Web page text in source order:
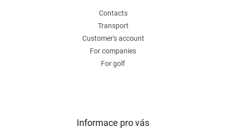
Contacts
Transport
Customer's account
For companies
For golf
Informace pro vás